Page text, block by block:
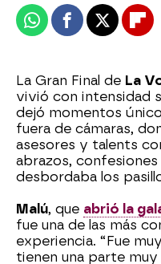
WhatsappFacebook
X
La Gran Final de La
vivió con intensidad
dejó momentos
fuera de cámaras,
asesores y talents
abrazos, confesiones
desbordaba los
Malú, que abrió la
fue una de las más
experiencia. “Fue
tienen una parte